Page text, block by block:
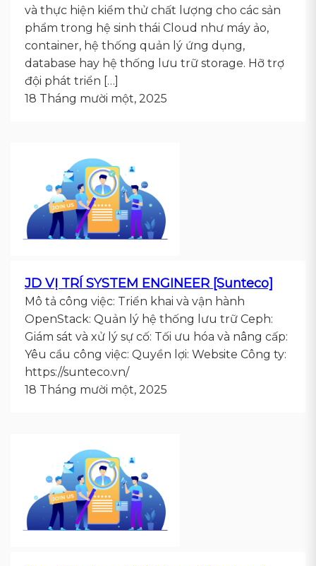
và thực hiện kiểm thử chất lượng cho các sản
phẩm trong hệ sinh thái Cloud như máy ảo,
container, hệ thống quản lý ứng dụng,
database hay hệ thống lưu trữ storage. Hỡ trợ
đội phát triển […]
18 Tháng mười một, 2025
JD VỊ TRÍ SYSTEM ENGINEER [Sunteco]
Mô tả công việc: Triển khai và vận hành
OpenStack: Quản lý hệ thống lưu trữ Ceph:
Giám sát và xử lý sự cố: Tối ưu hóa và nâng cấp:
Yêu cầu công việc: Quyền lợi: Website Công ty:
https://sunteco.vn/
18 Tháng mười một, 2025